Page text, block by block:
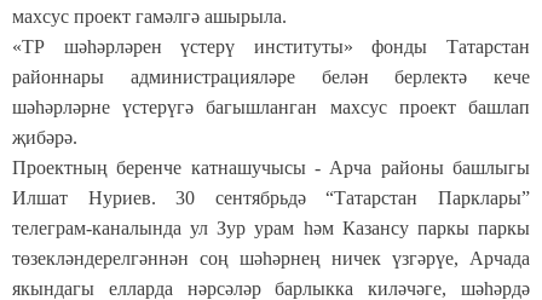
махсус проект гамәлгә ашырыла.
«ТР шәһәрләрен үстерү институты» фонды Татарстан
районнары администрацияләре белән берлектә кече
шәһәрләрне үстерүгә багышланган махсус проект башлап
җибәрә.
Проектның беренче катнашучысы - Арча районы башлыгы
Илшат Нуриев. 30 сентябрьдә “Татарстан Парклары”
телеграм-каналында ул Зур урам һәм Казансупаркыпаркы
төзекләндерелгәннән соң шәһәрнең ничек үзгәрүе, Арчада
якындагы елларда нәрсәләрбарлыкка киләчәге, шәһәрдә